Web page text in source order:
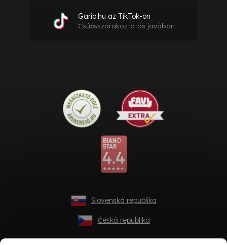
Gario.hu az TikTok-on
Csúcsszórakoztatás javában
Slovenská republika
Česká republika